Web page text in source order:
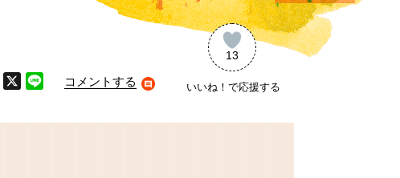
コメントする
13
いいね！で応援する